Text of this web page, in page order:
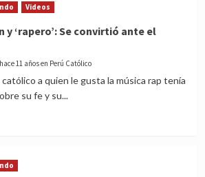
Videos
y ‘rapero’: Se convirtió ante el
hace 11 años en Perú Católico
a quien le gusta la música rap tenía
su fe y su...